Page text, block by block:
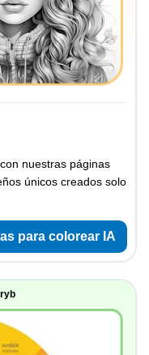
nuestras páginas
únicos creados solo
para colorear IA